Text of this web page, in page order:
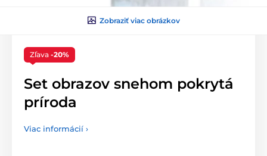
Zobraziť viac obrázkov
Zľava -20%
Set obrazov snehom pokrytá
príroda
Viac informácií ›